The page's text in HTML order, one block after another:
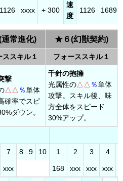
1126 xxxx + 300
速
度
1126 1689
常進化) ★６(幻獣契約)
ススキル１ フォーススキル１
撃
△△ ％単体
確率でスピ
ダウン。
千針の抱擁
光属性の△△ ％単体
攻撃。スキル後、味
方全体をスピード
30%アップ。
7 8 9 10 1 2 3 4
xxx 168 xxx xxx xxx